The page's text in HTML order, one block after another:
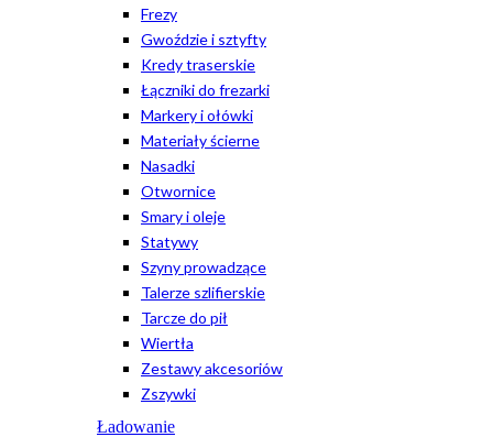
Frezy
Gwoździe i sztyfty
Kredy traserskie
Łączniki do frezarki
Markery i ołówki
Materiały ścierne
Nasadki
Otwornice
Smary i oleje
Statywy
Szyny prowadzące
Talerze szlifierskie
Tarcze do pił
Wiertła
Zestawy akcesoriów
Zszywki
Ładowanie